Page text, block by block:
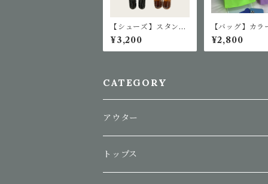
【シューズ】スタンダ
ードジェリーシューズ
¥3,200
【バッグ】カラ
エーションジェ
ッグ
¥2,800
CATEGORY
アウター
トップス